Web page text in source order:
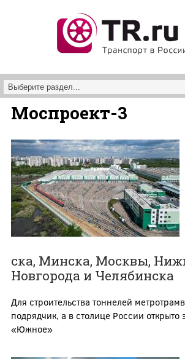
Моспроект-3
ска, Минска, Москвы,
Новгорода и Челябинска
Для строительства тоннелей
подрядчик, а в столице России открыто
«Южное»